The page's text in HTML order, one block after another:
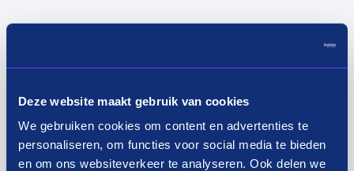
Deze website maakt gebruik van cookies
We gebruiken cookies om content en advertenties te
personaliseren, om functies voor social media te bieden
en om ons websiteverkeer te analyseren. Ook delen we